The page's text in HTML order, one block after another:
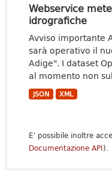
Webservice
idrografiche
Avviso importante
sarà operativo il
Adige". I dataset
al momento non
JSON XML
E' possibile inoltre
Documentazione API).